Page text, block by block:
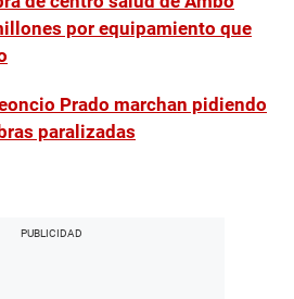
por equipamiento que
Prado marchan pidiendo
paralizadas